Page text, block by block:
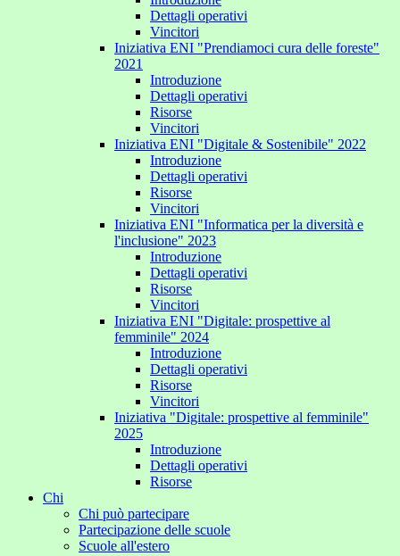
Dettagli operativi
Vincitori
Iniziativa ENI "Prendiamoci cura delle foreste"
2021
Introduzione
Dettagli operativi
Risorse
Vincitori
Iniziativa ENI "Digitale & Sostenibile" 2022
Introduzione
Dettagli operativi
Risorse
Vincitori
Iniziativa ENI "Informatica per la diversità e
l'inclusione" 2023
Introduzione
Dettagli operativi
Risorse
Vincitori
Iniziativa ENI "Digitale: prospettive al
femminile" 2024
Introduzione
Dettagli operativi
Risorse
Vincitori
Iniziativa "Digitale: prospettive al femminile"
2025
Introduzione
Dettagli operativi
Risorse
Chi
Chi può partecipare
Partecipazione delle scuole
Scuole all'estero